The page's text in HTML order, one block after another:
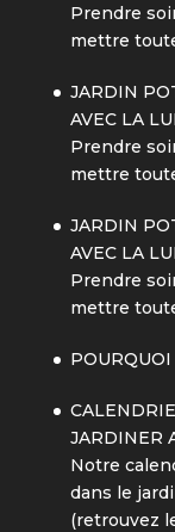
Prendre
mettre
JARDIN
AVEC LA
Prendre
mettre
JARDIN
AVEC LA
Prendre
mettre
JARDINER
Notre
dans le
(retrouvez